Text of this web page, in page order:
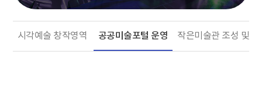
시각예술 창작영역 공공미술포털 운영 작은미술관 조성 및 운